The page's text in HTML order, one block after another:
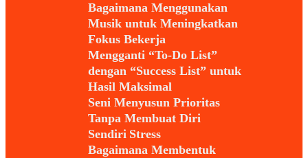
Bagaimana Menggunakan
Musik untuk Meningkatkan
Fokus Bekerja
Mengganti “To-Do List”
dengan “Success List” untuk
Hasil Maksimal
Seni Menyusun Prioritas
Tanpa Membuat Diri
Sendiri Stress
Bagaimana Membentuk